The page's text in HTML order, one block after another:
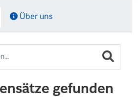
Über uns
gefunden